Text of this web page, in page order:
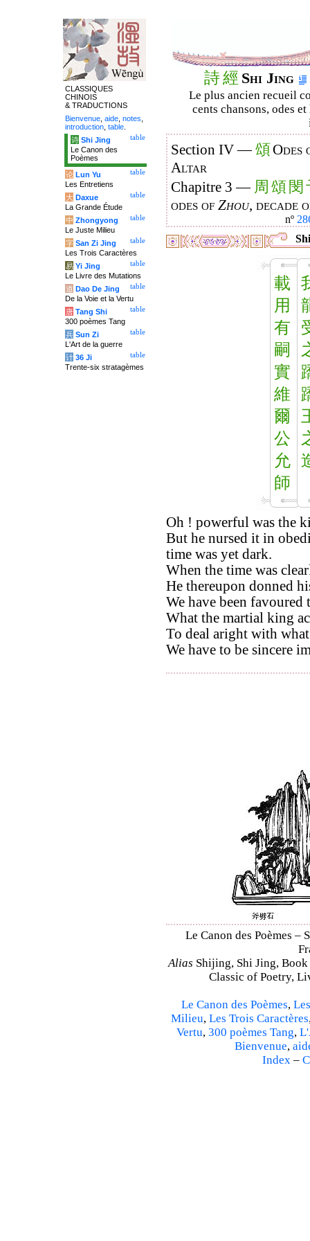
詩經 Shi Jing
Le plus ancien recueil
cents chansons, odes
Section IV —頌Odes
Altar
Chapitre 3 — 周 頌 閔
odes of Zhou, decade
nº
載
用
有
嗣
實
維
爾
公
允
師
Oh ! powerful was the
But he nursed it in
time was yet dark.
When the time was
He thereupon donned
We have been favoured
What the martial king
To deal aright with
We have to be sincere
Le Canon des Poèmes –
Alias Shijing, Shi Jing,
Classic of Poetry,
Le Canon des Poèmes,
Milieu, Les Trois Caractères
Vertu, 300 poèmes Tang,
Bienvenue,
Index–
CLASSIQUES
CHINOIS
& TRADUCTIONS
Bienvenue aide notes
introduction table
table
诗 Shi Jing
Le Canon des
Poèmes
table
论 Lun Yu
Les Entretiens
table
大 Daxue
La Grande Étude
table
中 Zhongyong
Le Juste Milieu
table
字 San Zi Jing
Les Trois Caractères
table
易 Yi Jing
Le Livre des Mutations
table
道 Dao De Jing
De la Voie et la Vertu
table
唐 Tang Shi
300 poèmes Tang
table
兵 Sun Zi
L'Art de la guerre
table
计 36 Ji
Trente-six stratagèmes